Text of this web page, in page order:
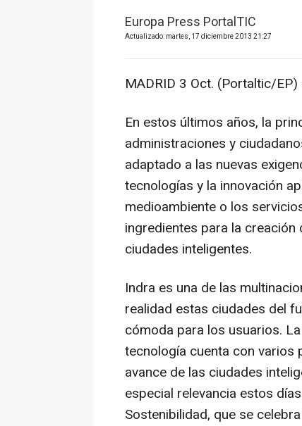
Europa Press PortalTIC
Actualizado: martes, 17 diciembre 2013 21:27
MADRID 3 Oct. (Portaltic/EP)
En estos últimos años, la
administraciones y
adaptado a las nuevas
tecnologías y la innovación
medioambiente o los
ingredientes para la creación
ciudades inteligentes.
Indra es una de las
realidad estas ciudades del
cómoda para los usuarios.
tecnología cuenta con
avance de las ciudades
especial relevancia estos
Sostenibilidad, que se